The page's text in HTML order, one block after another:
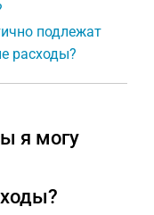
подлежат
расходы?
я могу